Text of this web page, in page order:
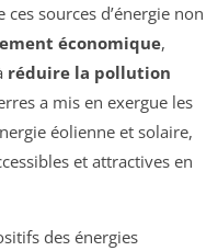
sources d’énergie non
économique,
réduire la pollution
a mis en exergue les
éolienne et solaire,
et attractives en
des énergies